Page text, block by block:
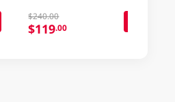
$240.00
$119.00